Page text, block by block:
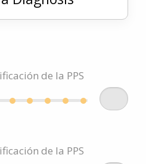
de la PPS
de la PPS